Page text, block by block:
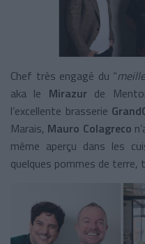
Chef très engagé du “
aka le Mirazur de
l’excellente brasserie
Marais, Mauro Colagreco
même aperçu dans les
quelques pommes de terre,